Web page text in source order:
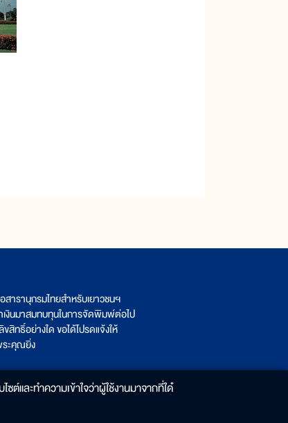
ารานุกรมไทยสำหรับเยาวชนฯ
ำเงินมาสมทบทุนในการจัดพิมพ์ต่อไป
ทธิ์อย่างใด ขอได้โปรดแจ้งให้
ระคุณยิ่ง
ต์และทำความเข้าใจว่าผู้ใช้งานมาจากที่ใด๋